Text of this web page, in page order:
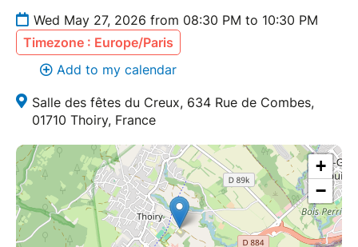
Wed May 27, 2026 from 08:30 PM to 10:30 PM
Timezone : Europe/Paris
Add to my calendar
Salle des fêtes du Creux, 634 Rue de Combes,
01710 Thoiry, France
+
−